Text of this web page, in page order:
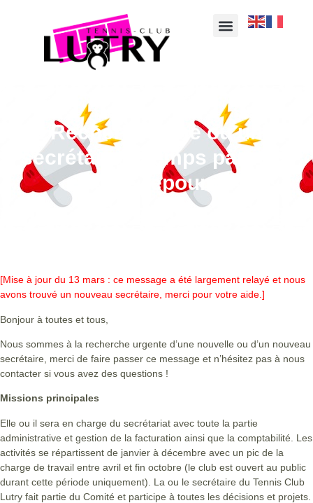
Recherche une ou un
secrétaire à temps partiel –
poste repourvu
[Mise à jour du 13 mars : ce message a été largement relayé et nous
avons trouvé un nouveau secrétaire, merci pour votre aide.]
Bonjour à toutes et tous,
Nous sommes à la recherche urgente d’une nouvelle ou d’un nouveau
secrétaire, merci de faire passer ce message et n’hésitez pas à nous
contacter si vous avez des questions !
Missions principales
Elle ou il sera en charge du secrétariat avec toute la partie
administrative et gestion de la facturation ainsi que la comptabilité. Les
activités se répartissent de janvier à décembre avec un pic de la
charge de travail entre avril et fin octobre (le club est ouvert au public
durant cette période uniquement). La ou le secrétaire du Tennis Club
Lutry fait partie du Comité et participe à toutes les décisions et projets.